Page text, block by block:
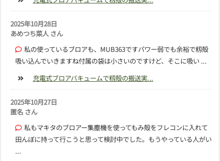
2025年10月28日
あめつち菜人 さん
私の使っているブロアも、MUB363ですパワー弱でも余裕で籾殻
吸い込んでいきますね付属の袋は小さいのですけど、そこに吸い ...
充電式ブロアバキュームで籾殻の搬送実...
2025年10月27日
匿名 さん
私もマキタのブロアー集塵機を使ってもみ殻をフレコンに入れて
田んぼに持って行こうと思って検討中でした。もうやっている人がい
...